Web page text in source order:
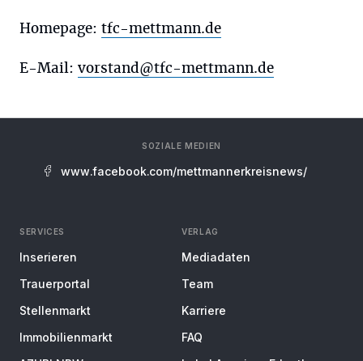
Homepage: tfc-mettmann.de
E-Mail: vorstand@tfc-mettmann.de
SOZIALE MEDIEN
www.facebook.com/mettmannerkreisnews/
SERVICES
Inserieren
Trauerportal
Stellenmarkt
Immobilienmarkt
VERLAG
Mediadaten
Team
Karriere
FAQ